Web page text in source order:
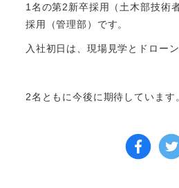
1名の第2新卒採用（土木部技術
採用（管理部）です。
入社初日は、現場見学とドロー
2名ともに今後に期待しています